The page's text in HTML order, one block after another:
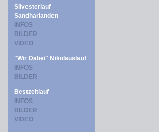
Silvesterlauf
Sandharlanden
INFOS
BILDER
VIDEO
"Wir Dabei" Nikolauslauf
INFOS
BILDER
Bestzeitlauf
INFOS
BILDER
VIDEO